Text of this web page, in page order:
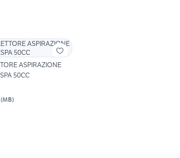
ASPIRAZIONE
50CC
(MB)